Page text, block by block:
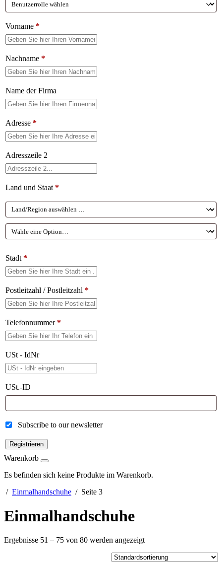
Vorname *
Nachname *
Name der Firma
Adresse *
Adresszeile 2
Land und Staat *
Stadt *
Postleitzahl / Postleitzahl *
Telefonnummer*
USt - IdNr
USt.-ID
Subscribe to our newsletter
Registrieren
Warenkorb
Es befinden sich keine Produkte im Warenkorb.
/ Einmalhandschuhe / Seite 3
Einmalhandschuhe
Ergebnisse 51 – 75 von 80 werden angezeigt